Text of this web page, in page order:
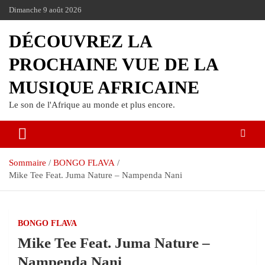
Dimanche 9 août 2026
DÉCOUVREZ LA
PROCHAINE VUE DE LA
MUSIQUE AFRICAINE
Le son de l'Afrique au monde et plus encore.
Sommaire
BONGO FLAVA
Mike Tee Feat. Juma Nature – Nampenda Nani
BONGO FLAVA
Mike Tee Feat. Juma Nature –
Nampenda Nani